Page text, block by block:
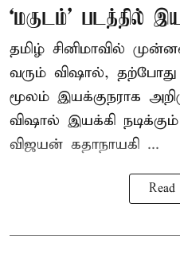
‘மகுடம்’ படத்தில்
தமிழ் சினிமாவில்
வரும் விஷால், தற்போது
மூலம் இயக்குநராக
விஷால் இயக்கி
விஜயன் கதாநாயகி ...